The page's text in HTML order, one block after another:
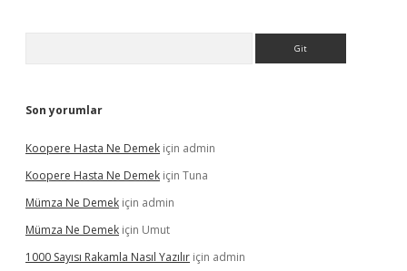
Son yorumlar
Koopere Hasta Ne Demek için admin
Koopere Hasta Ne Demek için Tuna
Mümza Ne Demek için admin
Mümza Ne Demek için Umut
1000 Sayısı Rakamla Nasıl Yazılır için admin